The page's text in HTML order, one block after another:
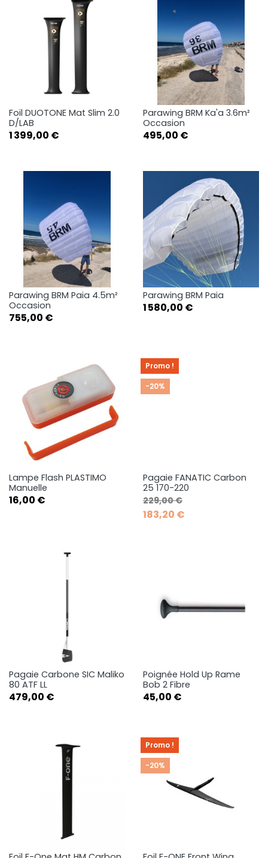
Foil DUOTONE Mat Slim 2.0
D/LAB
Prix
1 399,00 €
Parawing BRM Ka'a 3.6m²
Occasion
Prix
495,00 €
Parawing BRM Paia 4.5m²
Occasion
Prix
755,00 €
Parawing BRM Paia
Prix
1 580,00 €
Lampe Flash PLASTIMO
Manuelle
Prix
16,00 €
Pagaie FANATIC Carbon
25 170-220
Prix de base
229,00 €Prix
183,20 €
Promo !
-20%
Pagaie Carbone SIC Maliko
80 ATF LL
Prix
479,00 €
Poignée Hold Up Rame
Bob 2 Fibre
Prix
45,00 €
Promo !
-20%